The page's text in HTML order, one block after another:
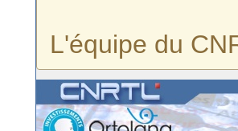
L'équipe du